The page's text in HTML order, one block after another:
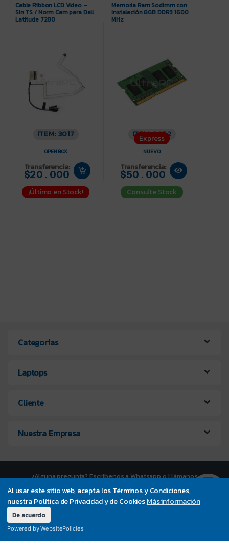
Al usar este sitio web, acepta los Términos y Condiciones,
nuestra Política de Privacidad y de CookiesMás información
De acuerdo
Powered by WebsitePolicies
Cable Ribbon LCD Video –
Sin TS / Norm Cam para Dell
Latitude 7280
ITEM: 3017
OPEN BOX
Transferencia:
$20.000
¡Último en Stock!
Express
Memoria Ram Sodimm con
Instalación 8GB DDR3 1600
MHz
ITEM: 3052
NUEVO
Transferencia:
$50.000
Consulte Stock
Categorías
Laptops
Cliente
Nuestra Empresa
¿Alguna pregunta? Escríbenos a Whatsapp o Llámanos
UltraPC +56 9 7373 4200